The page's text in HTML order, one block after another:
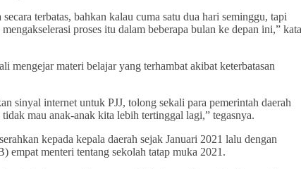
terbatas, bahkan kalau cuma satu dua hari seminggu, tapi
proses itu dalam beberapa bulan ke depan ini,” kata
mengejar materi belajar yang terhambat akibat keterbatasan
sinyal internet untuk PJJ, tolong sekali para pemerintah daerah
mau anak-anak kita lebih tertinggal lagi,” tegasnya.
kepada kepala daerah sejak Januari 2021 lalu dengan
empat menteri tentang sekolah tatap muka 2021.